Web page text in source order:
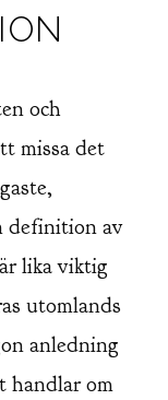
och
missa det
definition av
lika viktig
utomlands
anledning
handlar om